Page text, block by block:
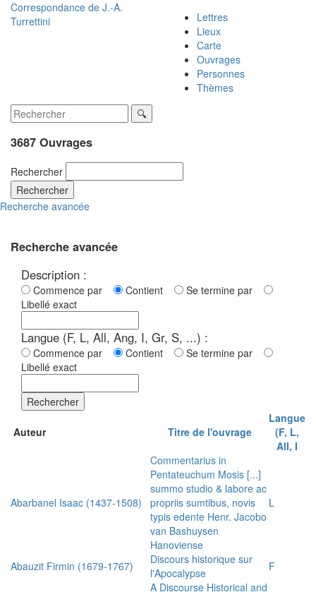
Correspondance de J.-A.
Turrettini
Lettres
Lieux
Carte
Ouvrages
Personnes
Thèmes
3687 Ouvrages
Rechercher
Rechercher
Recherche avancée
Recherche avancée
Description :
Commence par Contient
Se termine par
Libellé exact
Langue (F, L, All, Ang, I, Gr, S, ...) :
Commence par Contient
Se termine par
Libellé exact
Rechercher
Auteur Titre de l'ouvrage
Langue
(F, L,
All, I
Abarbanel Isaac (1437-1508)
Commentarius in
Pentateuchum Mosis [...]
summo studio & labore ac
propriis sumtibus, novis
typis edente Henr. Jacobo
van Bashuysen
Hanoviense
L
Abauzit Firmin (1679-1767)
Discours historique sur
l'Apocalypse
F
A Discourse Historical and